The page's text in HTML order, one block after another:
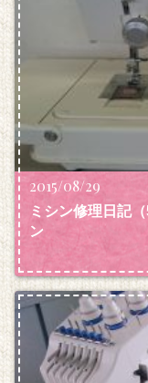
2015/08/29
ミシン修理日記
ン